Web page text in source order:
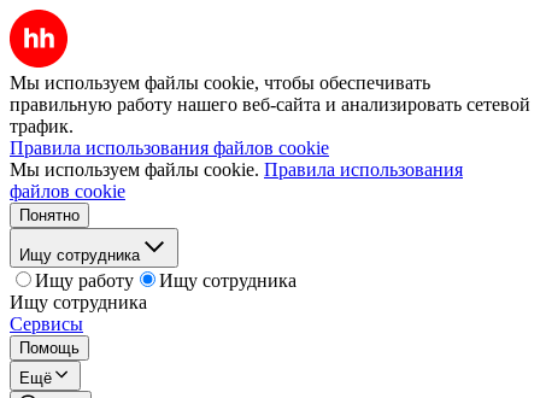
Мы используем файлы cookie, чтобы обеспечивать
правильную работу нашего веб-сайта и анализировать сетевой
трафик.
Правила использования файлов cookie
Мы используем файлы cookie. Правила использования
файлов cookie
Понятно
Ищу сотрудника
Ищу работу
Ищу сотрудника
Ищу сотрудника
Сервисы
Помощь
Ещё